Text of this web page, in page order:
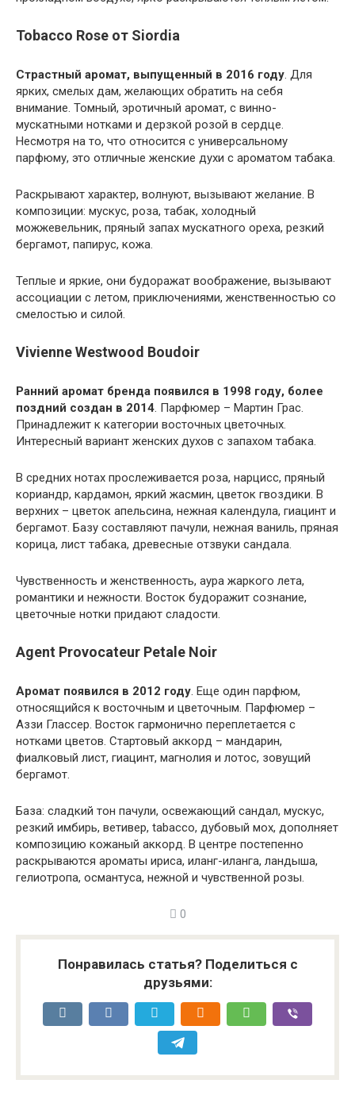
Tobacco Rose от Siordia
Страстный аромат, выпущенный в 2016 году. Для
ярких, смелых дам, желающих обратить на себя
внимание. Томный, эротичный аромат, с винно-
мускатными нотками и дерзкой розой в сердце.
Несмотря на то, что относится с универсальному
парфюму, это отличные женские духи с ароматом табака.
Раскрывают характер, волнуют, вызывают желание. В
композиции: мускус, роза, табак, холодный
можжевельник, пряный запах мускатного ореха, резкий
бергамот, папирус, кожа.
Теплые и яркие, они будоражат воображение, вызывают
ассоциации с летом, приключениями, женственностью со
смелостью и силой.
Vivienne Westwood Boudoir
Ранний аромат бренда появился в 1998 году, более
поздний создан в 2014. Парфюмер – Мартин Грас.
Принадлежит к категории восточных цветочных.
Интересный вариант женских духов с запахом табака.
В средних нотах прослеживается роза, нарцисс, пряный
кориандр, кардамон, яркий жасмин, цветок гвоздики. В
верхних – цветок апельсина, нежная календула, гиацинт и
бергамот. Базу составляют пачули, нежная ваниль, пряная
корица, лист табака, древесные отзвуки сандала.
Чувственность и женственность, аура жаркого лета,
романтики и нежности. Восток будоражит сознание,
цветочные нотки придают сладости.
Agent Provocateur Petale Noir
Аромат появился в 2012 году. Еще один парфюм,
относящийся к восточным и цветочным. Парфюмер –
Аззи Глассер. Восток гармонично переплетается с
нотками цветов. Стартовый аккорд – мандарин,
фиалковый лист, гиацинт, магнолия и лотос, зовущий
бергамот.
База: сладкий тон пачули, освежающий сандал, мускус,
резкий имбирь, ветивер, tabacco, дубовый мох, дополняет
композицию кожаный аккорд. В центре постепенно
раскрываются ароматы ириса, иланг-иланга, ландыша,
гелиотропа, османтуса, нежной и чувственной розы.
0
Понравилась статья? Поделиться с
друзьями: